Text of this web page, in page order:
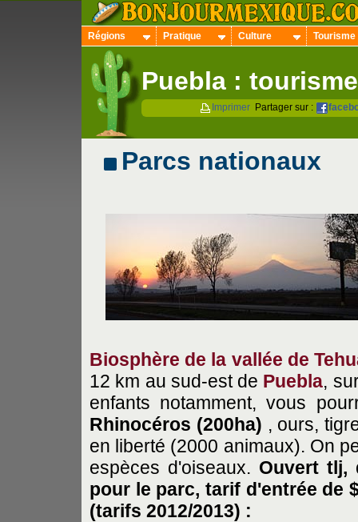
Régions Pratique Culture Tourisme
Puebla : tourisme
Imprimer Partager sur :
Parcs nationaux
Biosphère de la vallée de
12 km au sud-est de Puebla,
enfants notamment, vous
Rhinocéros (200ha) , ours,
en liberté (2000 animaux). On
espèces d'oiseaux. Ouvert tlj,
pour le parc, tarif d'entrée de
(tarifs 2012/2013) :